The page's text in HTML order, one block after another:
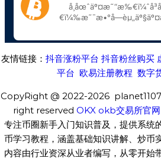
友情链接： 抖音涨粉平台 抖音粉丝购买
平台 欧易注册教程 数字
CopyRight @ 2022-2026
right reserved OKX okb交易所官网
专注币圈新手入门知识普及，提供系统
币学习教程，涵盖基础知识讲解、炒币
内容由行业资深从业者编写，从零开始